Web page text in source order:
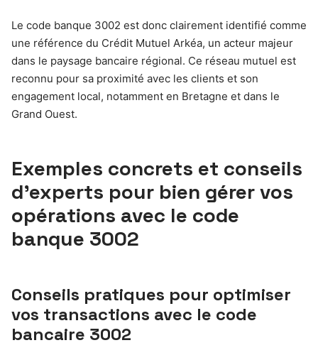
Le code banque 3002 est donc clairement identifié comme
une référence du Crédit Mutuel Arkéa, un acteur majeur
dans le paysage bancaire régional. Ce réseau mutuel est
reconnu pour sa proximité avec les clients et son
engagement local, notamment en Bretagne et dans le
Grand Ouest.
Exemples concrets et conseils
d’experts pour bien gérer vos
opérations avec le code
banque 3002
Conseils pratiques pour optimiser
vos transactions avec le code
bancaire 3002